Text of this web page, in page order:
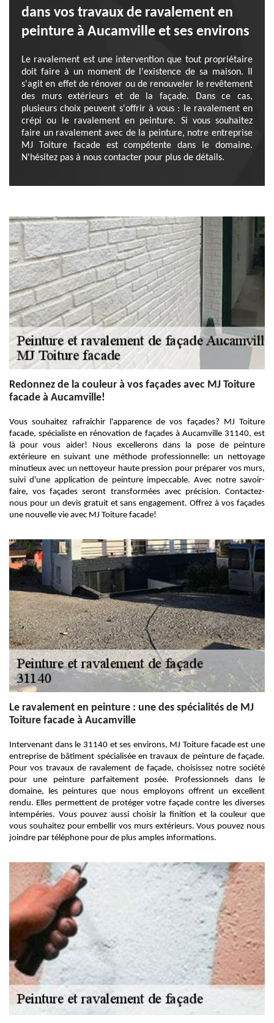
dans vos travaux de ravalement en
peinture à Aucamville et ses environs
Le ravalement est une intervention que tout propriétaire
doit faire à un moment de l'existence de sa maison. Il
s'agit en effet de rénover ou de renouveler le revêtement
des murs extérieurs et de la façade. Dans ce cas,
plusieurs choix peuvent s'offrir à vous : le ravalement en
crépi ou le ravalement en peinture. Si vous souhaitez
faire un ravalement avec de la peinture, notre entreprise
MJ Toiture facade est compétente dans le domaine.
N'hésitez pas à nous contacter pour plus de détails.
Redonnez de la couleur à vos façades avec MJ Toiture
facade à Aucamville!
Vous souhaitez rafraîchir l'apparence de vos façades? MJ Toiture
facade, spécialiste en rénovation de façades à Aucamville 31140, est
là pour vous aider! Nous excellerons dans la pose de peinture
extérieure en suivant une méthode professionnelle: un nettoyage
minutieux avec un nettoyeur haute pression pour préparer vos murs,
suivi d'une application de peinture impeccable. Avec notre savoir-
faire, vos façades seront transformées avec précision. Contactez-
nous pour un devis gratuit et sans engagement. Offrez à vos façades
une nouvelle vie avec MJ Toiture facade!
Le ravalement en peinture : une des spécialités de MJ
Toiture facade à Aucamville
Intervenant dans le 31140 et ses environs, MJ Toiture facade est une
entreprise de bâtiment spécialisée en travaux de peinture de façade.
Pour vos travaux de ravalement de façade, choisissez notre société
pour une peinture parfaitement posée. Professionnels dans le
domaine, les peintures que nous employons offrent un excellent
rendu. Elles permettent de protéger votre façade contre les diverses
intempéries. Vous pouvez aussi choisir la finition et la couleur que
vous souhaitez pour embellir vos murs extérieurs. Vous pouvez nous
joindre par téléphone pour de plus amples informations.